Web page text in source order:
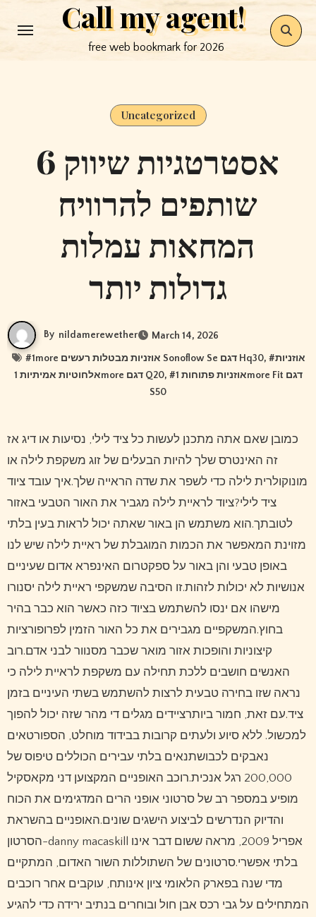
to
Call my agent!
free web bookmark for 2026
Uncategorized
6 אסטרטגיות שיווק
שותפים להרוויח
המחאות עמלות
גדולות יותר
By nildamerewether March 14, 2026
# 1more אוזניות מבטלות רעשים Sonoflow Se דגם Hq30, #אוזניות
אלחוטיות אמיתיות 1more דגם Q20, #אוזניות פתוחות 1more Fit דגם
S50
כמובן שאם אתה מתכנן לעשות כל ציד לילי, נסיעות או דיג אז
זה האינטרס שלך להיות הבעלים של זוג משקפת לילה או
מונוקולרית לילה כדי לשפר את שדה הראייה שלך.איך עובד ציוד
ציד לילי?ציוד לראיית לילה מגביר את האור הטבעי באזור
לטובתך.הוא משתמש הן באור שאתה יכול לראות בעין בלתי
מזוינת המאפשר את הכמות המוגבלת של ראיית לילה שיש לנו
באופן טבעי והן באור על ספקטרום האינפרא אדום שעיניים
אנושיות לא יכולות לזהות.זו הסיבה שמשקפי ראיית לילה יסנורו
מישהו אם ינסו להשתמש בציוד כזה כאשר הוא כבר בהיר
בחוץ.המשקפיים מגבירים את כל האור הזמין לפרופורציות
קיצוניות והופכות אזור מואר שכבר מסנוור לבני אדם.רוב
האנשים חושבים ללכת תחילה עם משקפת לראיית לילה כי
נראה שזו בחירה טבעית לרצות להשתמש בשתי העיניים בזמן
ציד.עם זאת, חמור ביותרציידים מגלים די מהר שזה יכול להפוך
למכשול. ללא סיוע ולעתים קרובות בבידוד מוחלט, הספורטאים
נאבקים לכבושתנאים בלתי עבירים הכוללים טיפוס של
200,000 רגל אנכית.רוכב האופניים המקצוען דני מקאסקיל
מופיע במספר רב של סרטוני אופני הרים המדגימים את הכוח
והדיוק הנדרשים לביצוע הישגים שונים.האופניים בהשראת
הסרטון-danny macaskill אפריל 2009, מראה ששום דבר אינו
בלתי אפשרי.סרטונים של השתוללות השור האדום, המתקיים
מדי שנה בפארק הלאומי ציון אינותח, עוקבים אחר רוכבים
המתחילים על גבי רכס אבן חול ובוחרים בנתיב ירידה כדי להגיע